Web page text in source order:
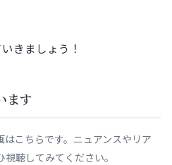
きましょう！
ます
こちらです。ニュアンスやリア
聴してみてください。